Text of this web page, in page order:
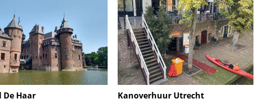
De Haar
Kanoverhuur Utrecht